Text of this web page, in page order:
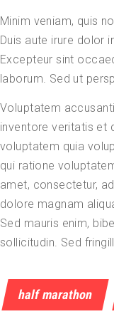
Minim veniam, quis
Duis aute irure dolor
Excepteur sint
laborum. Sed ut
Voluptatem
inventore veritatis et
voluptatem quia
qui ratione
amet, consectetur,
dolore magnam
Sed mauris enim,
sollicitudin. Sed
half marathon